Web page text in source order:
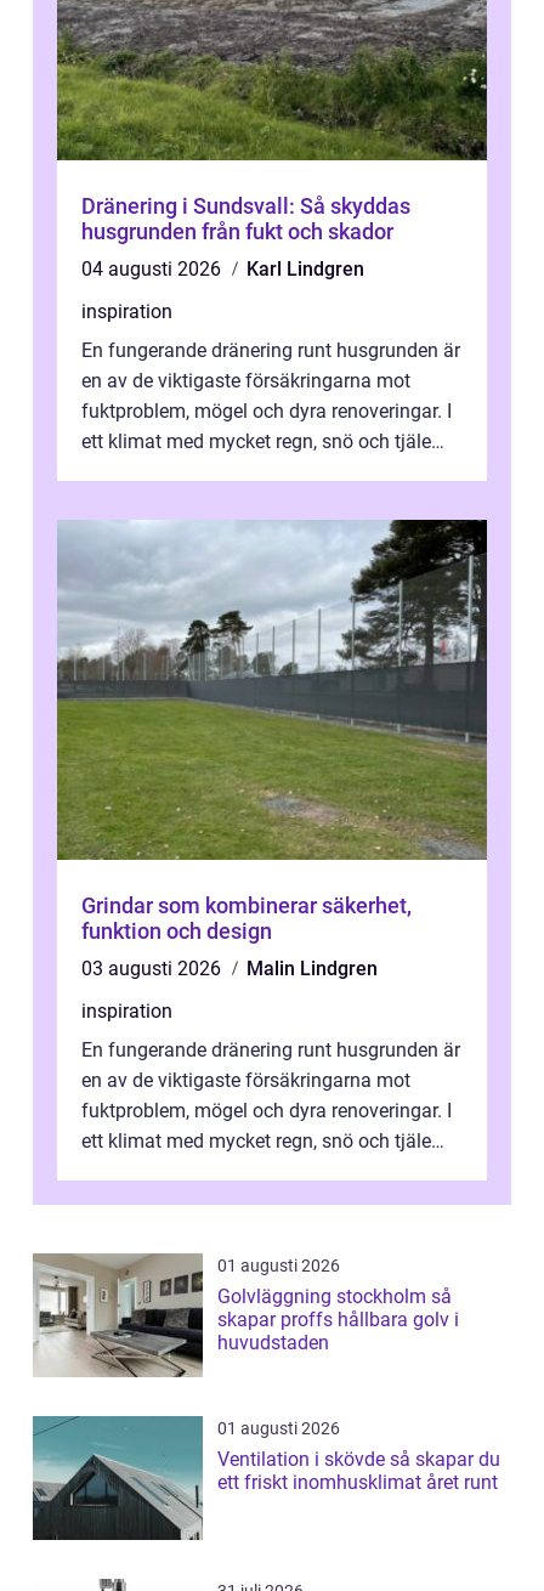
Dränering i Sundsvall: Så skyddas
husgrunden från fukt och skador
04 augusti 2026
Karl Lindgren
inspiration
En fungerande dränering runt husgrunden är
en av de viktigaste försäkringarna mot
fuktproblem, mögel och dyra renoveringar. I
ett klimat med mycket regn, snö och tjäle
Grindar som kombinerar säkerhet,
funktion och design
03 augusti 2026
Malin Lindgren
inspiration
En fungerande dränering runt husgrunden är
en av de viktigaste försäkringarna mot
fuktproblem, mögel och dyra renoveringar. I
ett klimat med mycket regn, snö och tjäle
01 augusti 2026
Golvläggning stockholm så
skapar proffs hållbara golv i
huvudstaden
01 augusti 2026
Ventilation i skövde så skapar du
ett friskt inomhusklimat året runt